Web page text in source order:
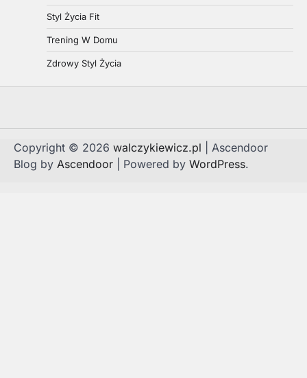
Styl Życia Fit
Trening W Domu
Zdrowy Styl Życia
Copyright © 2026 walczykiewicz.pl | Ascendoor
Blog by Ascendoor | Powered by WordPress.